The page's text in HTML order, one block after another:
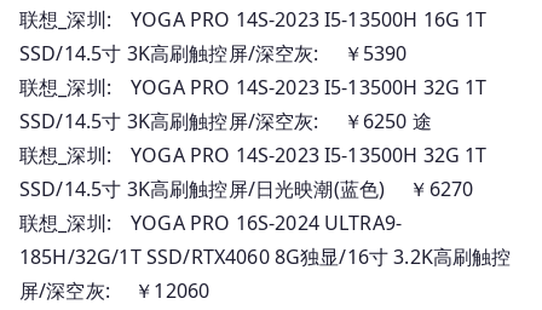
联想_深圳: YOGA PRO 14S-2023 I5-13500H 16G 1T
SSD/14.5寸 3K高刷触控屏/深空灰: ￥5390
联想_深圳: YOGA PRO 14S-2023 I5-13500H 32G 1T
SSD/14.5寸 3K高刷触控屏/深空灰: ￥6250 途
联想_深圳: YOGA PRO 14S-2023 I5-13500H 32G 1T
SSD/14.5寸 3K高刷触控屏/日光映潮(蓝色) ￥6270
联想_深圳: YOGA PRO 16S-2024 ULTRA9-
185H/32G/1T SSD/RTX4060 8G独显/16寸 3.2K高刷触控
屏/深空灰: ￥12060